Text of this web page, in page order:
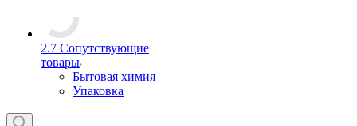
2.7 Сопутствующие
товары
Бытовая химия
Упаковка